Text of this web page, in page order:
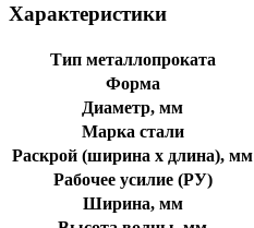
Характеристики
Тип металлопроката
Форма
Диаметр, мм
Марка стали
Раскрой (ширина х длина), мм
Рабочее усилие (РУ)
Ширина, мм